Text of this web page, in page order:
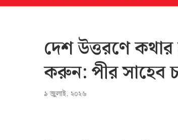
দেশ উত্তরণে
করুন: পীর সাহেব
৯ জুলাই, ২০২৬